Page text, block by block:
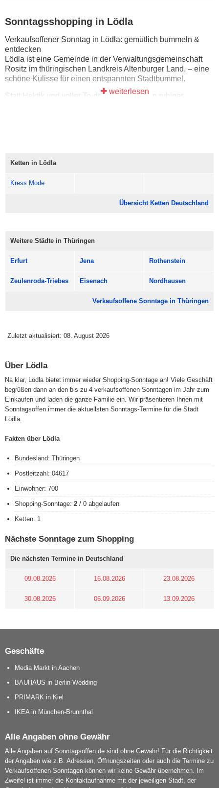
Sonntagsshopping in Lödla
Verkaufsoffener Sonntag in Lödla: gemütlich bummeln &
entdecken
Lödla ist eine Gemeinde in der Verwaltungsgemeinschaft
Rositz im thüringischen Landkreis Altenburger Land. – eine
schöne Kulisse für einen entspannten Stadtbummel.
Statt Hektik und voller To-do-Liste wartet ein ruhiger
weiterlesen
Ketten in Lödla
Kress Mode
Übersicht Ketten Deutschland
Weitere Städte in Thüringen
Erfurt Jena Rothenstein
Zeulenroda-Triebes Eisenach Nordhausen
Verkaufsoffene Sonntage in Thüringen
Zuletzt aktualisiert: 08. August 2026
Über Lödla
Na klar, Lödla bietet immer wieder Shopping-Sonntage an! Viele Geschäft
begrüßen dann an den bis zu 4 verkaufsoffenen Sonntagen im Jahr zum
Einkaufen und laden die ganze Familie ein. Wir präsentieren Ihnen mit
Sonntagsoffen immer die aktuellsten Sonntags-Termine für die Stadt
Lödla.
Fakten über Lödla
Bundesland: Thüringen
Postleitzahl: 04617
Einwohner: 700
Shopping-Sonntage: 2 / 0 abgelaufen
Ketten: 1
Nächste Sonntage zum Shopping
Die nächsten Termine in Deutschland
09.08.2026 16.08.2026 23.08.2026
30.08.2026 06.09.2026 13.09.2026
Geschäfte
Media Markt in Aachen
BAUHAUS in Berlin-Wedding
PRIMARK in Kiel
IKEA in München-Brunnthal
Alle Angaben ohne Gewähr
Alle Angaben auf Sonntagsoffen.de sind ohne Gewähr! Für die Richtigkeit
der Angaben wie z.B. Adressen, Öffnungszeiten oder auch die Termine zu
Verkaufsoffenen Sonntagen können wir keine Gewähr übernehmen. Im
Zweifel ist immer die Kontaktaufnahme mit der jeweiligen Stadt, der